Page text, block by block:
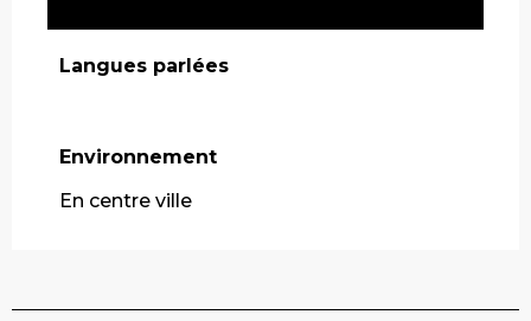
Langues parlées
Langues parlées
Environnement
Environnement
En centre ville